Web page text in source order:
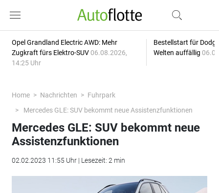
Opel Grandland Electric AWD: Mehr
Zugkraft fürs Elektro-SUV 06.08.2026,
14:25 Uhr
Bestellstart für
Welten auffällig
Home Nachrichten
Fuhrpark
Mercedes GLE: SUV bekommt neue Assistenzfunktionen
Mercedes GLE: SUV bekommt neue
Assistenzfunktionen
02.02.2023 11:55 Uhr | Lesezeit: 2 min